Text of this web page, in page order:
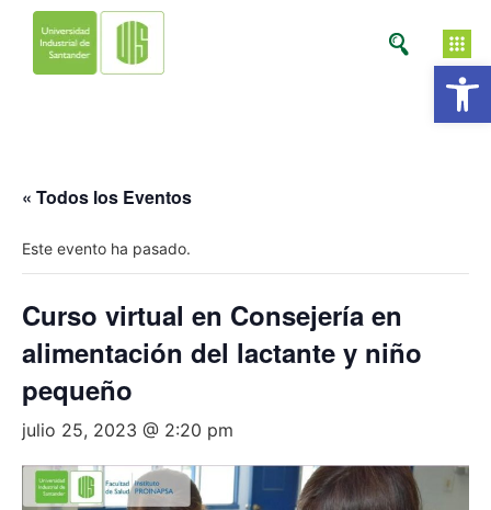
« Todos los Eventos
Este evento ha pasado.
Curso virtual en Consejería en
alimentación del lactante y niño
pequeño
julio 25, 2023 @ 2:20 pm